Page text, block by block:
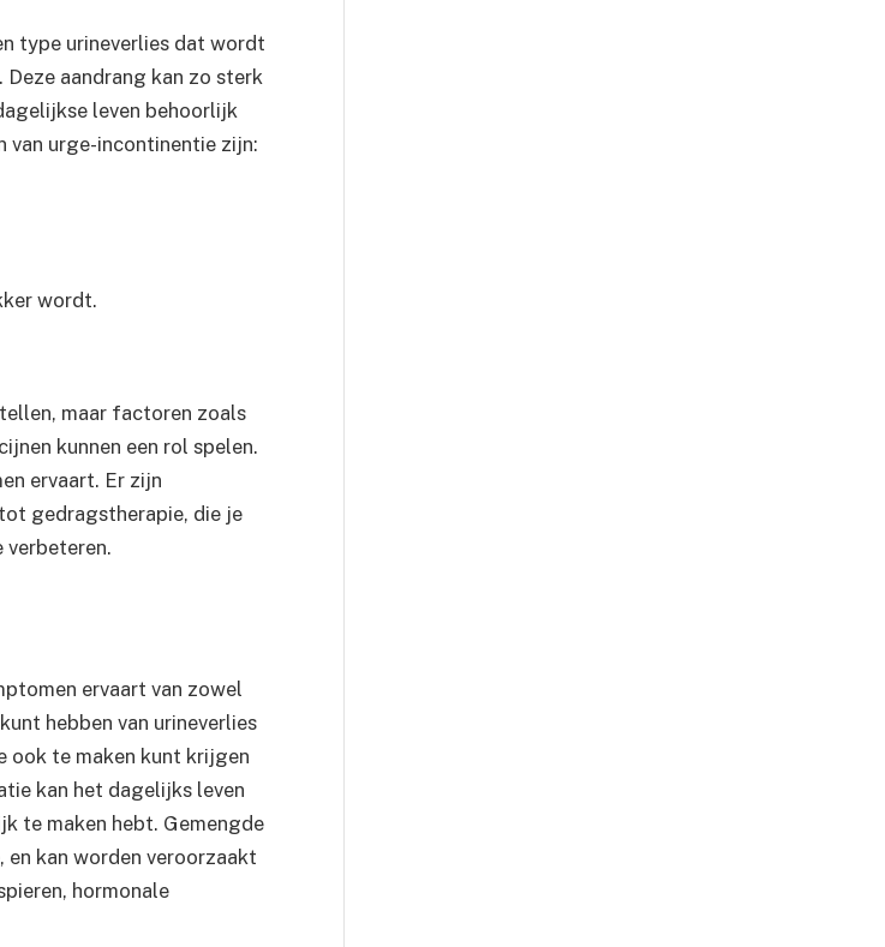
type urineverlies dat wordt
aandrang kan zo sterk
leven behoorlijk
van urge-incontinentie zijn:
wordt.
maar factoren zoals
kunnen een rol spelen.
ervaart. Er zijn
gedragstherapie, die je
verbeteren.
ervaart van zowel
hebben van urineverlies
ook te maken kunt krijgen
kan het dagelijks leven
te maken hebt. Gemengde
en kan worden veroorzaakt
hormonale